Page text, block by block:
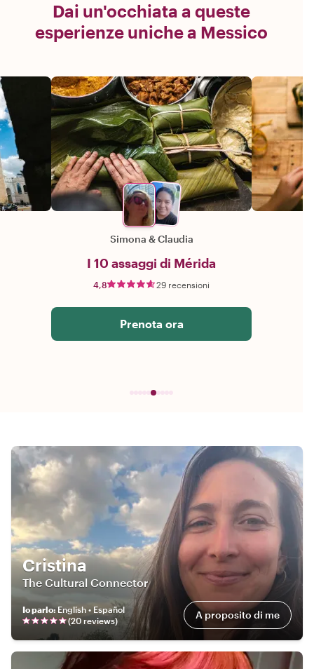
Dai un'occhiata a queste
esperienze uniche a Messico
Simona &Claudia
I 10 assaggi di Mérida
4,8 29 recensioni
Prenota ora
Cristina
The Cultural Connector
Io parlo: English • Español
(20 reviews) A proposito di me